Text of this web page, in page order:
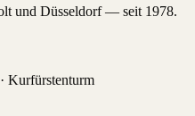
und Düsseldorf — seit 1978.
Kurfürstenturm